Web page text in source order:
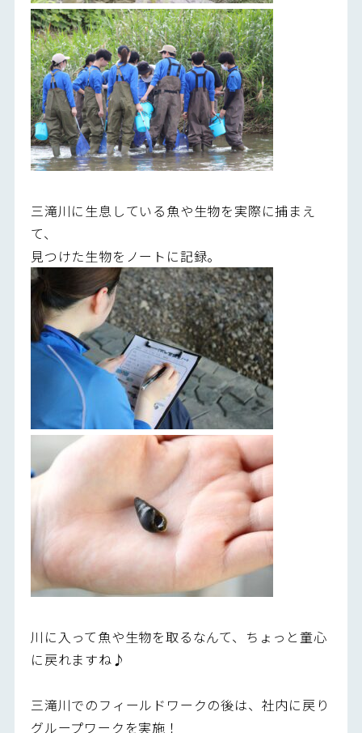
三滝川に生息している魚や生物を実際に捕まえ
て、
見つけた生物をノートに記録。
川に入って魚や生物を取るなんて、ちょっと童心
に戻れますね♪
三滝川でのフィールドワークの後は、社内に戻り
グループワークを実施！